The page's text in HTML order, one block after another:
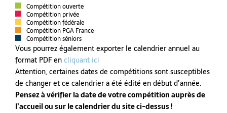
Compétition ouverte
Compétition privée
Compétition fédérale
Compétition PGA France
Compétition séniors
Vous pourrez également exporter le calendrier annuel au
format PDF encliquant ici
Attention, certaines dates de compétitions sont susceptibles
de changer et ce calendrier a été édité en début d’année.
Pensez à vérifier la date de votre compétition auprès de
l’accueil ou sur le calendrier du site ci-dessus !